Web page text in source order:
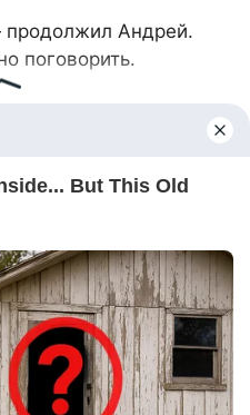
Андрей.
поговорить.
в полном
повернулся к жене.
сказал он. — Я
Марина. —